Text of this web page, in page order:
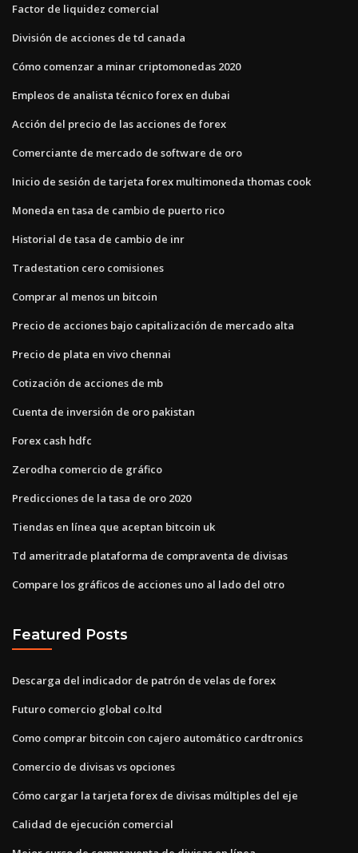
Factor de liquidez comercial
División de acciones de td canada
Cómo comenzar a minar criptomonedas 2020
Empleos de analista técnico forex en dubai
Acción del precio de las acciones de forex
Comerciante de mercado de software de oro
Inicio de sesión de tarjeta forex multimoneda thomas cook
Moneda en tasa de cambio de puerto rico
Historial de tasa de cambio de inr
Tradestation cero comisiones
Comprar al menos un bitcoin
Precio de acciones bajo capitalización de mercado alta
Precio de plata en vivo chennai
Cotización de acciones de mb
Cuenta de inversión de oro pakistan
Forex cash hdfc
Zerodha comercio de gráfico
Predicciones de la tasa de oro 2020
Tiendas en línea que aceptan bitcoin uk
Td ameritrade plataforma de compraventa de divisas
Compare los gráficos de acciones uno al lado del otro
Featured Posts
Descarga del indicador de patrón de velas de forex
Futuro comercio global co.ltd
Como comprar bitcoin con cajero automático cardtronics
Comercio de divisas vs opciones
Cómo cargar la tarjeta forex de divisas múltiples del eje
Calidad de ejecución comercial